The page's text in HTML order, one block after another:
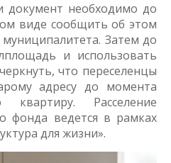
необходимо до
виде сообщить об этом
Затем до
и использовать
что переселенцы
адресу до момента
Расселение
фонда ведется в рамках
для жизни».